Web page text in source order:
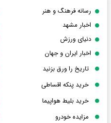
رسانه فرهنگ و هنر
اخبار مشهد
دنیای ورزش
اخبار ایران و جهان
تاریخ را ورق بزنید
خرید پنکه اقساطی
خرید بلیط هواپیما
مزایده خودرو